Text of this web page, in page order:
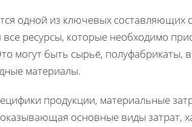
одной из ключевых составляющих
ресурсы, которые необходимо
могут быть сырьё, полуфабрикаты,
материалы.
продукции, материальные
основные виды затрат,